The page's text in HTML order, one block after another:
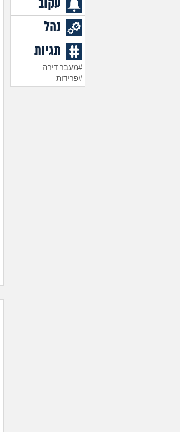
עקוב
נהל
תגיות
#מעבר דירה
#פרידות